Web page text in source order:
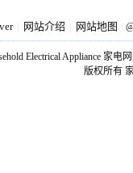
网站介绍 网站地图
Electrical Appliance 家电
版权所有